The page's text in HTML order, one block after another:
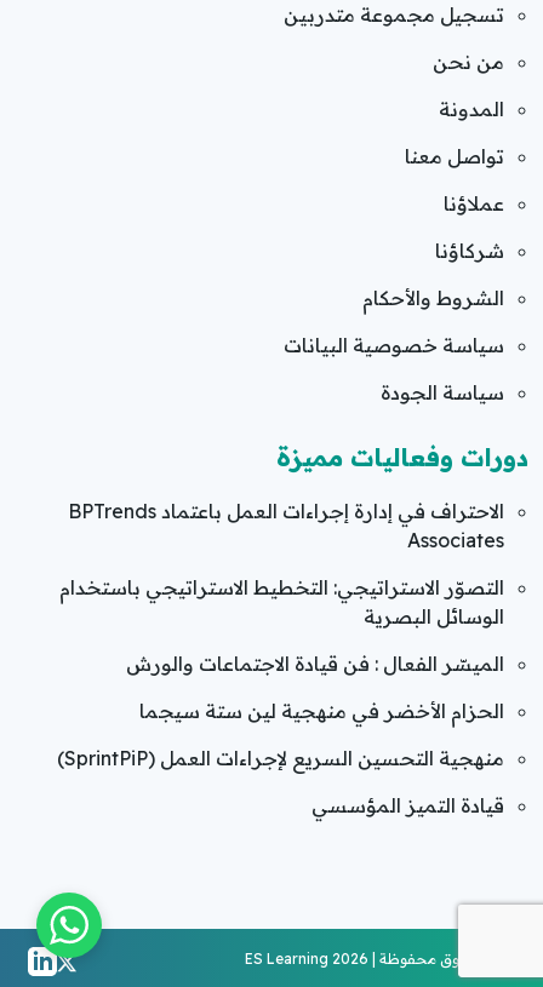
تسجيل مجموعة متدربين
من نحن
المدونة
تواصل معنا
عملاؤنا
شركاؤنا
الشروط والأحكام
سياسة خصوصية البيانات
سياسة الجودة
دورات وفعاليات مميزة
الاحتراف في إدارة إجراءات العمل باعتماد BPTrends
Associates
التصوّر الاستراتيجي: التخطيط الاستراتيجي باستخدام
الوسائل البصرية
الميسّر الفعال : فن قيادة الاجتماعات والورش
الحزام الأخضر في منهجية لين ستة سيجما
منهجية التحسين السريع لإجراءات العمل (SprintPiP)
قيادة التميز المؤسسي
جميع الحقوق محفوظة | ES Learning 2026